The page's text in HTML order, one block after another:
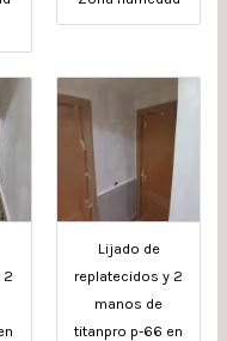
2
Lijado de
replatecidos y 2
manos de
titanpro p-66 en